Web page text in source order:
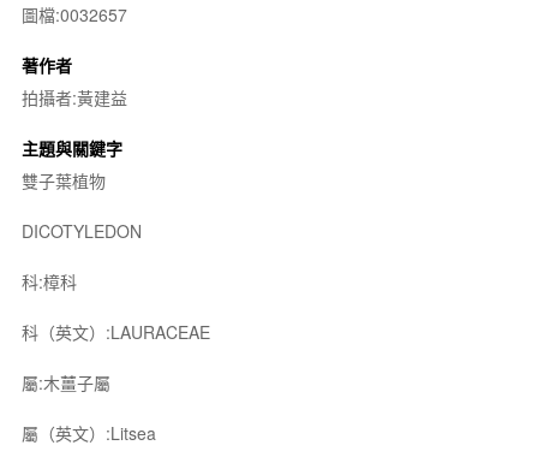
圖檔:0032657
著作者
拍攝者:黃建益
主題與關鍵字
雙子葉植物
DICOTYLEDON
科:樟科
科（英文）:LAURACEAE
屬:木薑子屬
屬（英文）:Litsea